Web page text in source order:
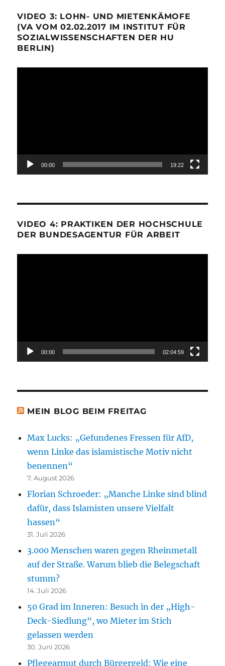
VIDEO 3: LOHN- UND MIETENKÄMOFE
(VA VOM 02.02.2017 IM INSTITUT FÜR
SOZIALWISSENSCHAFTEN DER HU
BERLIN)
00:00 19:22
VIDEO 4: PRAKTIKEN DER HOCHSCHULE
DER BUNDESAGENTUR FÜR ARBEIT
00:00 02:04:59
MEIN BLOG BEIM FREITAG
Max Lucks: „Gefundenes Fressen für AfD,
wenn Linke das islamistische Motiv nicht
benennen“
7. August 2026
Florian Schroeder: „Manche Linke sind blind
dafür, dass Islamisten unsere Vielfalt
hassen“
31. Juli 2026
3.000 Menschen waren gegen Rheinmetall
auf der Straße. Warum blieb die Belegschaft
stumm?
14. Juli 2026
50 Grad im Inneren: Besuch in der „High-
Deck-Siedlung“, wo Mieter im Stich
gelassen werden
30. Juni 2026
Pflegearmut durch Bürgergeld: Wie eine